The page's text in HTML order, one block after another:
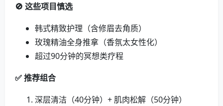
🚫 这些项目慎选
韩式精致护理（含修眉去角质）
玫瑰精油全身推拿（香氛太女性化）
超过90分钟的冥想类疗程
✅ 推荐组合
深层清洁（40分钟）+ 肌肉松解（50分钟）